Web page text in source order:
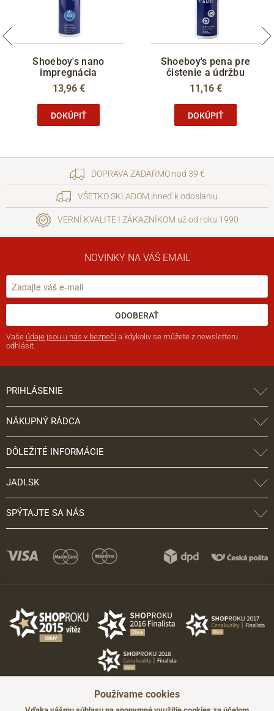
Shoeboy's nano
impregnácia
13,96 €
DOKÚPIŤ
Shoeboy's pena pre
čistenie a údržbu
11,16 €
DOKÚPIŤ
DOPRAVA ZADARMO nad 39 €
VŠETKO SKLADOM ihneď k odoslaniu
VERNÍ KVALITE I ZÁKAZNÍKOM už od roku 1990
NOVINKY NA VÁŠ EMAIL
ODOBERAŤ
Vaše údaje jsou u nás v bezpečí a kdykoliv se můžete z newsletteru
odhlásit.
PRIHLÁSENIE
NÁKUPNÝ RÁDCA
DÔLEŽITÉ INFORMÁCIE
JADI.SK
SPÝTAJTE SA NÁS
Používame cookies